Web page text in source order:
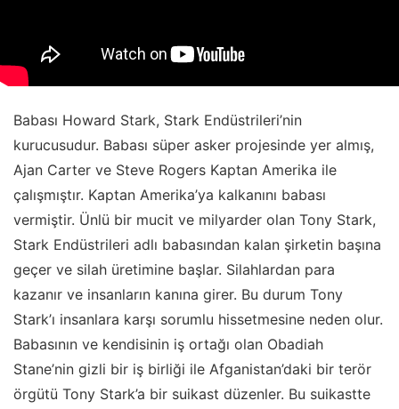
Babası Howard Stark, Stark Endüstrileri’nin
kurucusudur. Babası süper asker projesinde yer almış,
Ajan Carter ve Steve Rogers Kaptan Amerika ile
çalışmıştır. Kaptan Amerika’ya kalkanını babası
vermiştir. Ünlü bir mucit ve milyarder olan Tony Stark,
Stark Endüstrileri adlı babasından kalan şirketin başına
geçer ve silah üretimine başlar. Silahlardan para
kazanır ve insanların kanına girer. Bu durum Tony
Stark’ı insanlara karşı sorumlu hissetmesine neden olur.
Babasının ve kendisinin iş ortağı olan Obadiah
Stane’nin gizli bir iş birliği ile Afganistan’daki bir terör
örgütü Tony Stark’a bir suikast düzenler. Bu suikastte